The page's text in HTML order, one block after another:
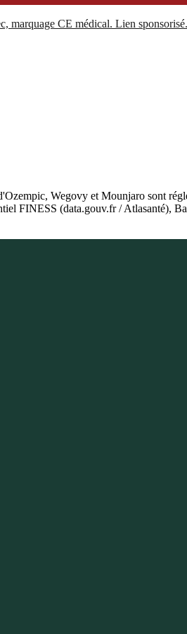
marquage CE médical. Lien sponsorisé.
Wegovy et Mounjaro sont
FINESS (data.gouv.fr / Atlasanté),